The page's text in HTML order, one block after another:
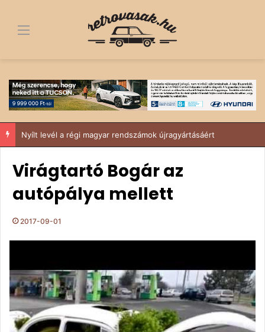
Menü
Nyílt levél a régi magyar rendszámok újragyártásáért
Virágtartó Bogár az
autópálya mellett
2017-09-01